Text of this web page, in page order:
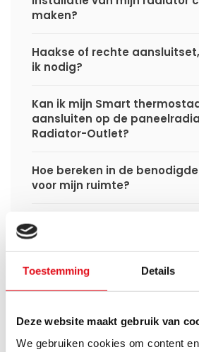
Toestemming Details
Deze website maakt gebruik van
We gebruiken cookies om content
maken?
Haakse of rechte
ik nodig?
Kan ik mijn Smart
aansluiten op de
Radiator-Outlet?
Hoe bereken in de
voor mijn ruimte?
Wat is de levertijd van een
paneelradiator en wanneer
deze als ik een bestelling
Ik heb een (hybride)
gebruiken uit de website?